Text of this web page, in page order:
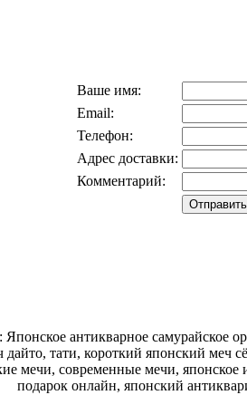
Ваше имя:
Email:
Телефон:
Адрес доставки:
Комментарий:
Японское антикварное самурайское
тати, короткий японский меч
мечи, современные мечи, японское
подарок онлайн, японский